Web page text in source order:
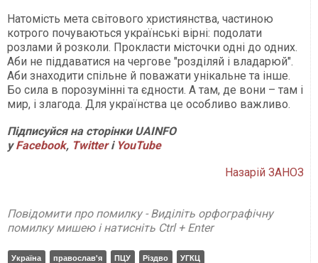
Натомість мета світового християнства, частиною
котрого почуваються українські вірні: подолати
розлами й розколи. Прокласти місточки одні до одних.
Аби не піддаватися на чергове "розділяй і владарюй".
Аби знаходити спільне й поважати унікальне та інше.
Бо сила в порозумінні та єдности. А там, де вони – там і
мир, і злагода. Для українства це особливо важливо.
Підписуйся на сторінки UAINFO
уFacebook, Twitter і YouTube
Назарій ЗАНОЗ
Повідомити про помилку - Виділіть орфографічну
помилку мишею і натисніть Ctrl + Enter
Україна православ'я ПЦУ Різдво УГКЦ